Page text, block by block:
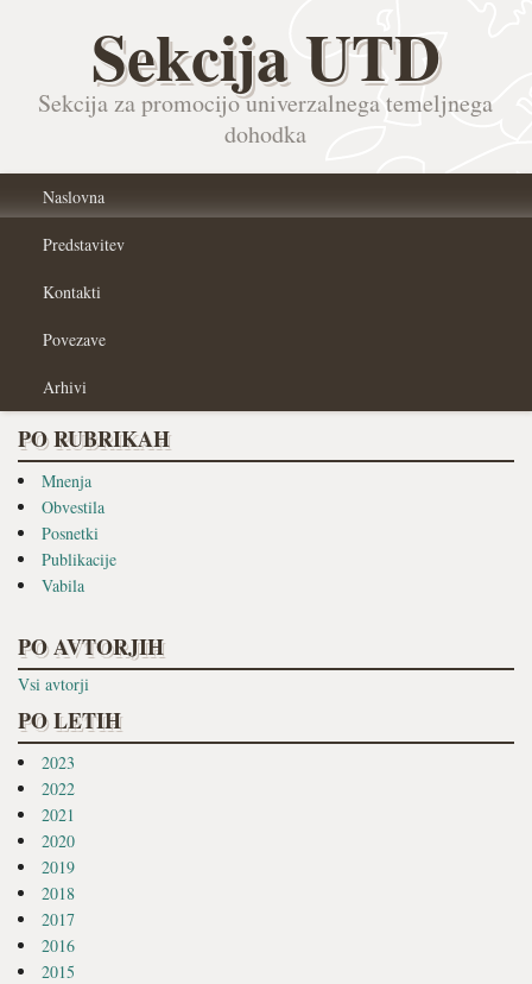
Sekcija UTD
Sekcija za promocijo univerzalnega temeljnega
dohodka
Naslovna
Predstavitev
Kontakti
Povezave
Arhivi
PO RUBRIKAH
Mnenja
Obvestila
Posnetki
Publikacije
Vabila
PO AVTORJIH
Vsi avtorji
PO LETIH
2023
2022
2021
2020
2019
2018
2017
2016
2015